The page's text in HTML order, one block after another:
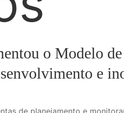
o Modelo
e
de planejamento e